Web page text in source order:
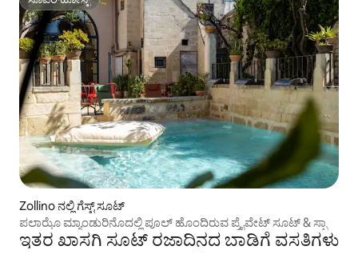
ಸೂಪರ್‌ಹೋಸ್ಟ್
Zollino ನಲ್ಲಿ ಗೆಸ್ಟ್ ಸೂಟ್
ಪಲಾಝೊ ಮ್ಯಾಂಡುರಿನೊದಲ್ಲಿ ಪೂಲ್ ಹೊಂದಿರುವ ಪ್ರೈವೇಟ್ ಸೂಟ್ & ಸ್ಪಾ
ಇತರ ಖಾಸಗಿ ಸೂಟ್ ರಜಾದಿನದ ಬಾಡಿಗೆ ವಸತಿಗಳು